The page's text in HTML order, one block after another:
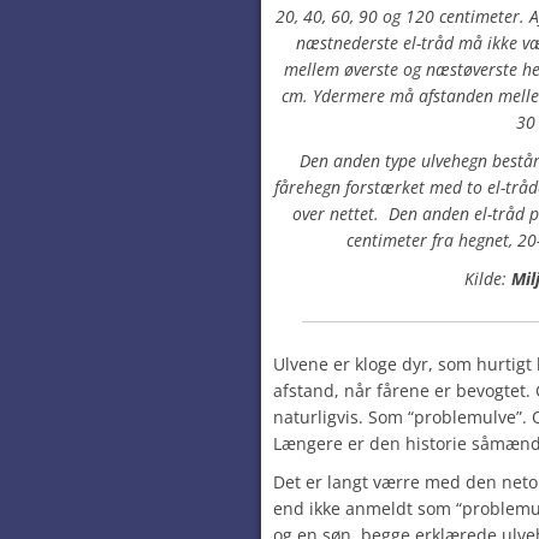
20, 40, 60, 90 og 120 centimeter.
næstnederste el-tråd må ikke
mellem øverste og næstøverste
cm. Ydermere må afstanden
Den anden type ulvehegn
fårehegn forstærket med to el-
over nettet. Den anden el-tråd
centimeter fra hegnet,
Kilde:
Ulvene er kloge dyr, som
afstand, når fårene er bevogtet.
naturligvis. Som
Længere er den historie
Det er langt værre med den
end ikke anmeldt som